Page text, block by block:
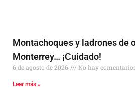
Montachoques y ladrones de
Monterrey… ¡Cuidado!
6 de agosto de 2026 No hay
Leer más »